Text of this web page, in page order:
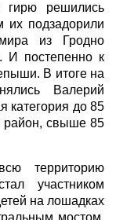
гирю решились
подзадорили
из Гродно
И постепенно к
В итоге на
Валерий
категория до 85
район, свыше 85
территорию
участником
на лошадках